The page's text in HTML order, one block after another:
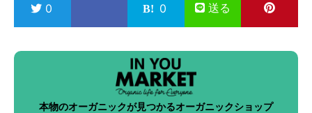
0 0 送る
本物のオーガニックが見つかるオーガニックショップ